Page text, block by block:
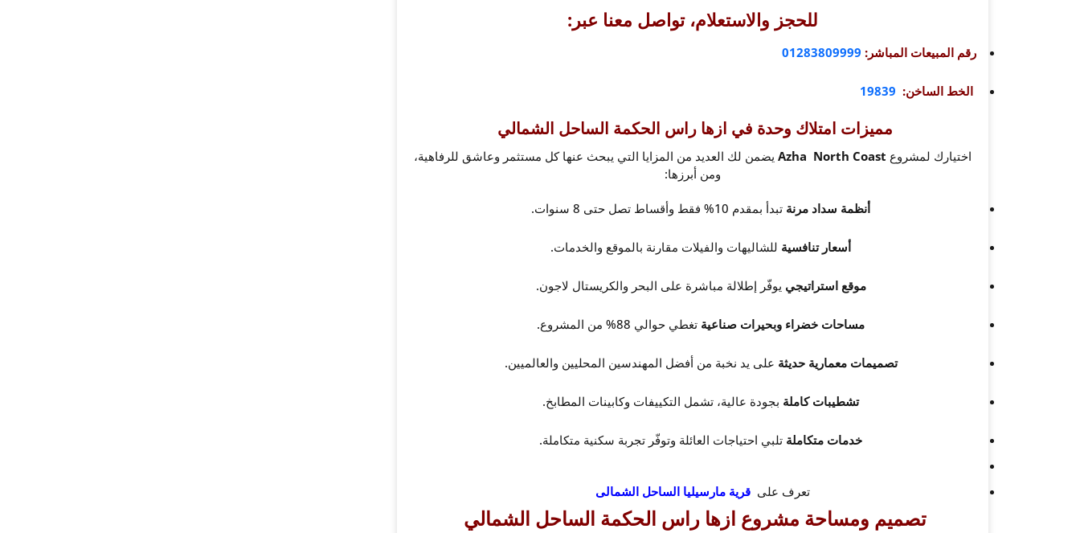
للحجز والاستعلام، تواصل معنا عبر:
رقم المبيعات المباشر: 01283809999
الخط الساخن: 19839
مميزات امتلاك وحدة في ازها راس الحكمة الساحل الشمالي
اختيارك لمشروع Azha North Coast يضمن لك العديد من المزايا التي يبحث عنها كل مستثمر وعاشق للرفاهية،
ومن أبرزها:
أنظمة سداد مرنة تبدأ بمقدم 10% فقط وأقساط تصل حتى 8 سنوات.
أسعار تنافسية للشاليهات والفيلات مقارنة بالموقع والخدمات.
موقع استراتيجي يوفّر إطلالة مباشرة على البحر والكريستال لاجون.
مساحات خضراء وبحيرات صناعية تغطي حوالي 88% من المشروع.
تصميمات معمارية حديثة على يد نخبة من أفضل المهندسين المحليين والعالميين.
تشطيبات كاملة بجودة عالية، تشمل التكييفات وكابينات المطابخ.
خدمات متكاملة تلبي احتياجات العائلة وتوفّر تجربة سكنية متكاملة.
تعرف على قرية مارسيليا الساحل الشمالى
تصميم ومساحة مشروع ازها راس الحكمة الساحل الشمالي